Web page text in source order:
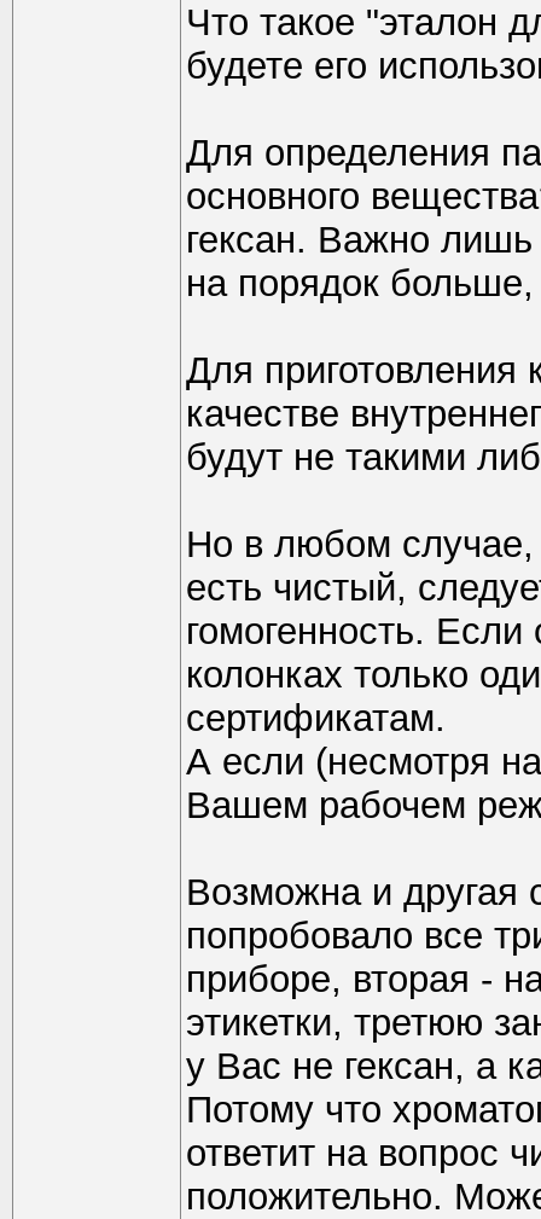
Что такое "эталон
будете его
Для определения
основного
гексан. Важно
на порядок
Для приготовления
качестве
будут не такими
Но в любом случае,
есть чистый,
гомогенность.
колонках только
сертификатам.
А если (несмотря
Вашем рабочем
Возможна и другая
попробовало все
приборе, вторая -
этикетки, третюю
у Вас не гексан, а
Потому что
ответит на вопрос
положительно.